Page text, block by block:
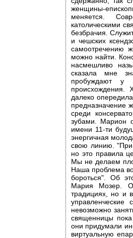
женщины-
меняется.
католическими
безбрачия.
и чешских
самоотречению
можно найти.
насмешливо
сказала мне
пробуждают у
происхождения.
далеко
предназначение
среди
зубами. Марион
имени 11-ти
энергичная
свою линию.
но это правила
Мы не делаем
Наша проблема
бороться". Об
Мария Мозер.
традициях, но и
управленческие
невозможно
священницы
они придумали
виртуальную